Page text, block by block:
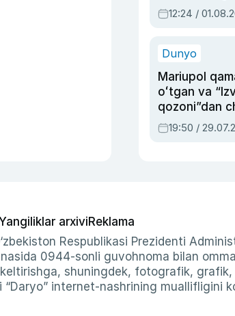
Oripovni
ayblovlardan
12:24 /
Dunyo
Mariupol
oʻtgan va
qozoni”dan
qahramon —
armiyasi bosh
19:50 /
arxiviReklama
Respublikasi Prezidenti
0944-sonli guvohnoma bilan
shuningdek, fotografik,
internet-nashrining muallifligini